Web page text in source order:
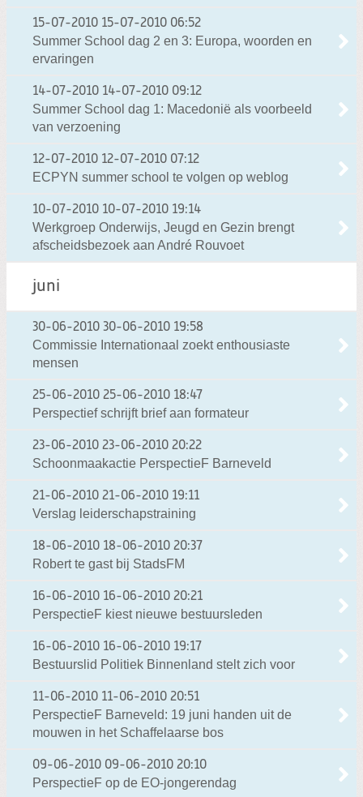
15-07-2010 15-07-2010 06:52
Summer School dag 2 en 3: Europa, woorden en
ervaringen
14-07-2010 14-07-2010 09:12
Summer School dag 1: Macedonië als voorbeeld
van verzoening
12-07-2010 12-07-2010 07:12
ECPYN summer school te volgen op weblog
10-07-2010 10-07-2010 19:14
Werkgroep Onderwijs, Jeugd en Gezin brengt
afscheidsbezoek aan André Rouvoet
juni
30-06-2010 30-06-2010 19:58
Commissie Internationaal zoekt enthousiaste
mensen
25-06-2010 25-06-2010 18:47
Perspectief schrijft brief aan formateur
23-06-2010 23-06-2010 20:22
Schoonmaakactie PerspectieF Barneveld
21-06-2010 21-06-2010 19:11
Verslag leiderschapstraining
18-06-2010 18-06-2010 20:37
Robert te gast bij StadsFM
16-06-2010 16-06-2010 20:21
PerspectieF kiest nieuwe bestuursleden
16-06-2010 16-06-2010 19:17
Bestuurslid Politiek Binnenland stelt zich voor
11-06-2010 11-06-2010 20:51
PerspectieF Barneveld: 19 juni handen uit de
mouwen in het Schaffelaarse bos
09-06-2010 09-06-2010 20:10
PerspectieF op de EO-jongerendag